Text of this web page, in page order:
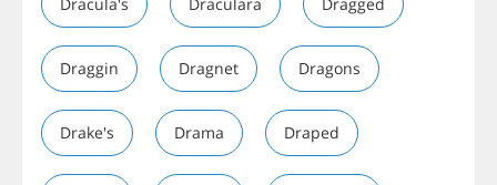
Draggin Dragnet Dragons
Drake's Drama Draped